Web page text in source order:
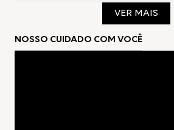
91% Viscose
9% Poliéster
VER MAIS
NOSSO CUIDADO COM VOCÊ